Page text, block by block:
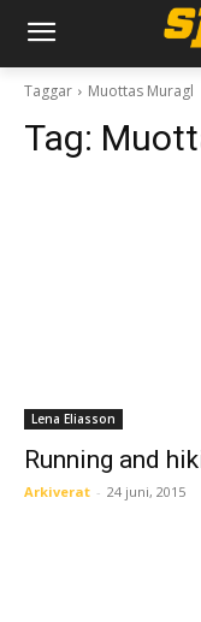
Taggar Muottas Muragl
Tag:
Lena Eliasson
Running and
Arkiverat - 24 juni, 2015